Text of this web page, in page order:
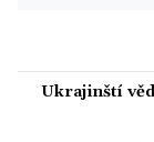
Ukrajinští